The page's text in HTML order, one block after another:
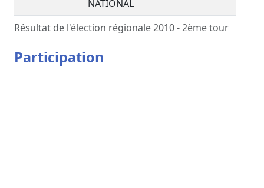
Résultat de l'élection régionale 2010 - 2ème tour
NATIONAL
Participation